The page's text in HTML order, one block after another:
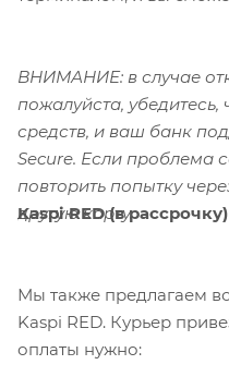
ВНИМАНИЕ: в случае
пожалуйста, убедитесь,
средств, и ваш банк
Secure. Если проблема
повторить попытку
другую карту.
Kaspi RED (в рассрочку)
Мы также предлагаем
Kaspi RED. Курьер
оплаты нужно: